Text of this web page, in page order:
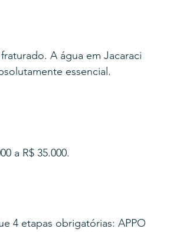
A água em Jacaraci
essencial.
a R$ 35.000.
4 etapas obrigatórias: APPO